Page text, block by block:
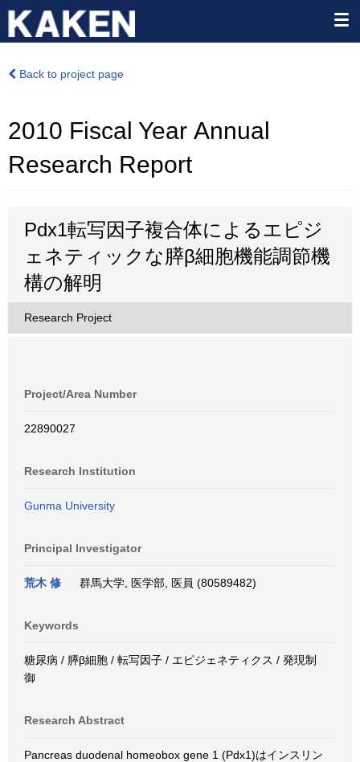
Back to project page
2010 Fiscal Year Annual
Research Report
Pdx1転写因子複合体によるエピジ
ェネティックな膵β細胞機能調節機
構の解明
Research Project
Project/Area Number
22890027
Research Institution
Gunma University
Principal Investigator
荒木 修 群馬大学, 医学部, 医員 (80589482)
Keywords
糖尿病 / 膵β細胞 / 転写因子 / エピジェネティクス / 発現制
御
Research Abstract
Pancreas duodenal homeobox gene 1 (Pdx1)はインスリン